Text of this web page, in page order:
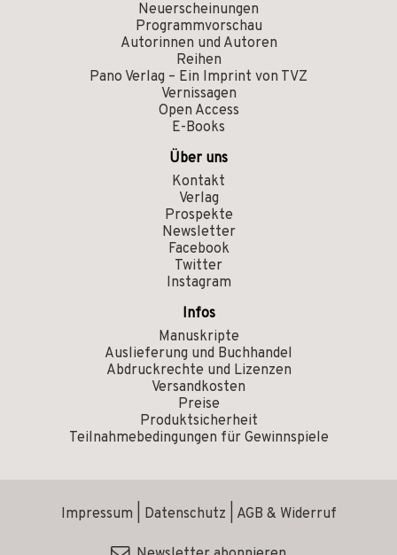
Neuerscheinungen
Programmvorschau
Autorinnen und Autoren
Reihen
Pano Verlag – Ein Imprint von TVZ
Vernissagen
Open Access
E-Books
Über uns
Kontakt
Verlag
Prospekte
Newsletter
Facebook
Twitter
Instagram
Infos
Manuskripte
Auslieferung und Buchhandel
Abdruckrechte und Lizenzen
Versandkosten
Preise
Produktsicherheit
Teilnahmebedingungen für Gewinnspiele
Impressum Datenschutz AGB & Widerruf